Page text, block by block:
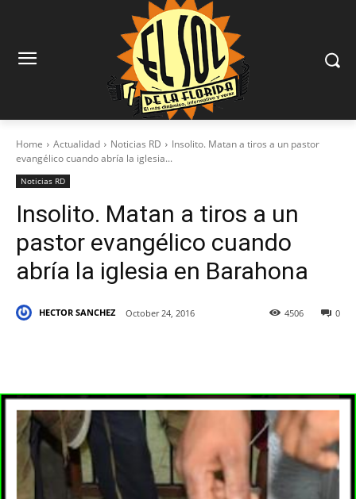
Home Actualidad Noticias RD
Insolito. Matan a tiros a un pastor
evangélico cuando abría la iglesia...
Noticias RD
Insolito. Matan a tiros a un
pastor evangélico cuando
abría la iglesia en Barahona
HECTOR SANCHEZ October 24, 2016 0
4506